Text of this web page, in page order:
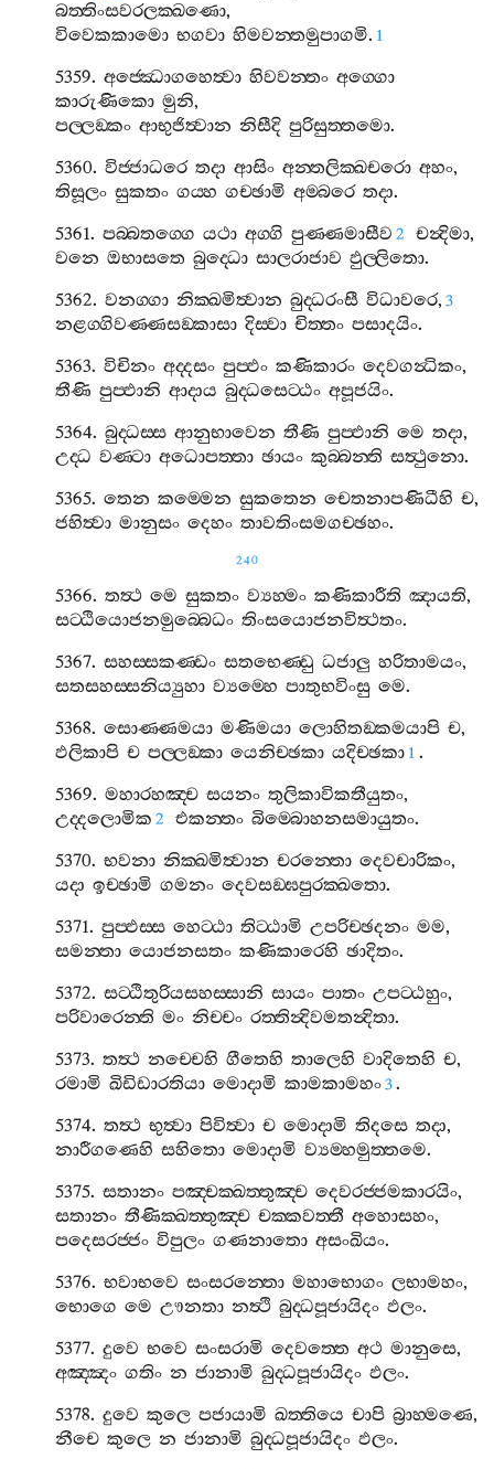
බත‍්තිංසවරලක‍්ඛණො,
විවෙකකාමො භගවා හිමවන‍්තමුපාගමි. 1
5359.අජ‍්ඣොගහෙත්‍වා හිවවන‍්තං අග‍්ගො
කාරුණිකො මුනි,
පල‍්ලඞ‍්කං ආභුජිත්‍වාන නිසීදි පුරිසුත‍්තමො.
5360.විජ‍්ජාධරෙ තදා ආසිං අන‍්තලික‍්ඛචරො අහං,
තිසූලං සුකතං ගය‍්හ ගච‍්ඡාමි අම‍්බරෙ තදා.
5361.පබ‍්බතග‍්ගෙ යථා අග‍්ගි පුණ‍්ණමාසීව 2 චන්‍දිමා,
වනෙ ඔභාසතෙ බුද‍්ධො සාලරාජාව ඵුල‍්ලිතො.
5362.වනග‍්ගා නික‍්ඛමිත්‍වාන බුද‍්ධරංසී විධාවරෙ, 3
නළග‍්ගිවණ‍්ණසඞ‍්කාසා දිස‍්වා චිත‍්තං පසාදයිං.
5363.විචිනං අද‍්දසං පුප‍්ඵං කණිකාරං දෙවගන්‍ධිකං,
තීණි පුප‍්ඵානි ආදාය බුද‍්ධසෙට‍්ඨං අපූජයිං.
5364.බුද‍්ධස‍්ස ආනුභාවෙන තීණි පුප‍්ඵානි මෙ තදා,
උද‍්ධ වණ‍්ටා අධොපත‍්තා ඡායං කුබ‍්බන‍්ති සත්‍ථුනො.
5365.තෙන කම‍්මෙන සුකතෙන චෙතනාපණිධීහි ච,
ජහිත්‍වා මානුසං දෙහං තාවතිංසමගච‍්ඡහං.
240
5366.තත්‍ථ මෙ සුකතං ව්‍යහ‍්මං කණිකාරීති ඤායති,
සට‍්ඨියොජනමුබ‍්බෙධං තිංසයොජනවිත්‍ථතං.
5367.සහස‍්සකණ‍්ඩං සතභෙණ‍්ඩු ධජාලු හරිතාමයං,
සතසහස‍්සනිය්‍යුහා ව්‍යම‍්හෙ පාතුභවිංසු මෙ.
5368.සොණ‍්ණමයා මණිමයා ලොහිතඞ‍්කමයාපි ච,
ඵලිකාපි ච පල‍්ලඞ‍්කා යෙනිච‍්ඡකා යදිච‍්ඡකා 1 .
5369.මහාරහඤ‍්ච සයනං තුලිකාවිකතීයුතං,
උද‍්දලොමික 2 එකන‍්තං බිම‍්බොහනසමායුතං.
5370.භවනා නික‍්ඛමිත්‍වාන චරන‍්තො දෙවචාරිකං,
යදා ඉච‍්ඡාමි ගමනං දෙවසඞ‍්ඝපුරක‍්ඛතො.
5371.පුප‍්ඵස‍්ස හෙට‍්ඨා තිට‍්ඨාමි උපරිච‍්ඡදනං මම,
සමන‍්තා යොජනසතං කණිකාරෙහි ඡාදිතං.
5372.සට‍්ඨිතුරියසහස‍්සානි සායං පාතං උපට‍්ඨහුං,
පරිවාරෙන‍්ති මං නිච‍්චං රත‍්තින්‍දිවමතන්‍දිතා.
5373.තත්‍ථ නච‍්චෙහි ගීතෙහි තාලෙහි වාදිතෙහි ච,
රමාමි ඛිඩිඩාරතියා මොදාමි කාමකාමහං3.
5374.තත්‍ථ භුත්‍වා පිවිත්‍වා ච මොදාමි තිදසෙ තදා,
නාරීගණෙහි සහිතො මොදාමි ව්‍යම‍්හමුත‍්තමෙ.
5375.සතානං පඤ‍්චක‍්ඛත‍්තුඤ‍්ච දෙවරජ‍්ජමකාරයිං,
සතානං තීණික‍්ඛත‍්තුඤ‍්ච චක‍්කවත‍්තී අහොසහං,
පදෙසරජ‍්ජං විපුලං ගණනාතො අසංඛියං.
5376.භවාභවෙ සංසරන‍්තො මහාභොගං ලභාමහං,
භොගෙ මෙ ඌනතා නත්‍ථි බුද‍්ධපූජායිදං ඵලං.
5377.දුවෙ භවෙ සංසරාමි දෙවත‍්තෙ අථ මානුසෙ,
අඤ‍්ඤං ගතිං න ජානාමි බුද‍්ධපූජායිදං ඵලං.
5378.දුවෙ කුලෙ පජායාමි ඛත‍්තියෙ චාපි බ්‍රාහ‍්මණෙ,
නීචෙ කුලෙ න ජානාමි බුද‍්ධපූජායිදං ඵලං.